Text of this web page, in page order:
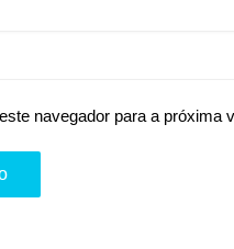
navegador para a próxima